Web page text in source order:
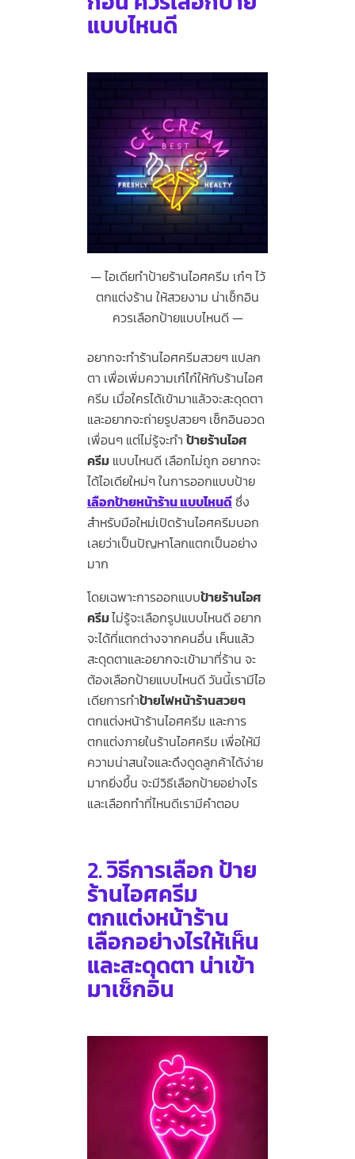
แบบไหนดี
ไอเดียทำป้ายร้านไอศครีม เก๋ๆ ไว้
ตกแต่งร้าน ให้สวยงาม น่าเช็กอิน
ควรเลือกป้ายแบบไหนดี
อยากจะทำร้านไอศครีมสวยๆ แปลก
ตา เพื่อเพิ่มความเก๋ไก๋ให้กับร้านไอศ
ครีม เมื่อใครได้เข้ามาแล้วจะสะดุดตา
และอยากจะถ่ายรูปสวยๆ เช็กอินอวด
เพื่อนๆ แต่ไม่รู้จะทำ ป้ายร้านไอศ
ครีม แบบไหนดี เลือกไม่ถูก อยากจะ
ได้ไอเดียใหม่ๆ ในการออกแบบป้าย
เลือกป้ายหน้าร้าน แบบไหนดีซึ่ง
สำหรับมือใหม่เปิดร้านไอศครีมบอก
เลยว่าเป็นปัญหาโลกแตกเป็นอย่าง
มาก
โดยเฉพาะการออกแบบป้ายร้านไอศ
ครีมไม่รู้จะเลือกรูปแบบไหนดี อยาก
จะได้ที่แตกต่างจากคนอื่น เห็นแล้ว
สะดุดตาและอยากจะเข้ามาที่ร้าน จะ
ต้องเลือกป้ายแบบไหนดี วันนี้เรามีไอ
เดียการทำป้ายไฟหน้าร้านสวยๆ
ตกแต่งหน้าร้านไอศครีม และการ
ตกแต่งภายในร้านไอศครีม เพื่อให้มี
ความน่าสนใจและดึงดูดลูกค้าได้ง่าย
มากยิ่งขึ้น จะมีวิธีเลือกป้ายอย่างไร
และเลือกทำที่ไหนดีเรามีคำตอบ
2.วิธีการเลือก ป้าย
ร้านไอศครีม
ตกแต่งหน้าร้าน
เลือกอย่างไรให้เห็น
และสะดุดตา น่าเข้า
มาเช็กอิน